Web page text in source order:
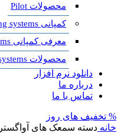
محصولات Pilot
کمپانی Intelligent hearing systems
معرفی کمپانی Intelligent hearing systems
محصولات Intelligent hearing systems
دانلود نرم افزار
درباره ما
تماس با ما
% تخفیف های روز
خانه دسته سمعک های آواگستر